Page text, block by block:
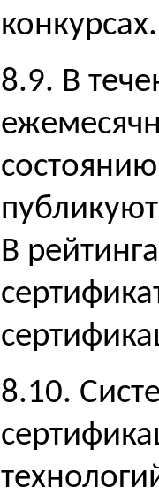
конкурсах.
8.9. В
В
8.10.